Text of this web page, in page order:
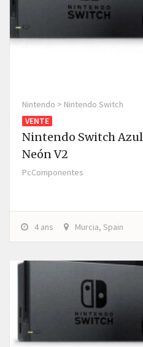
Nintendo > Nintendo Switch
VENTE
Nintendo Switch
Neón V2
PcComponentes
4 ans Murcia, Spain